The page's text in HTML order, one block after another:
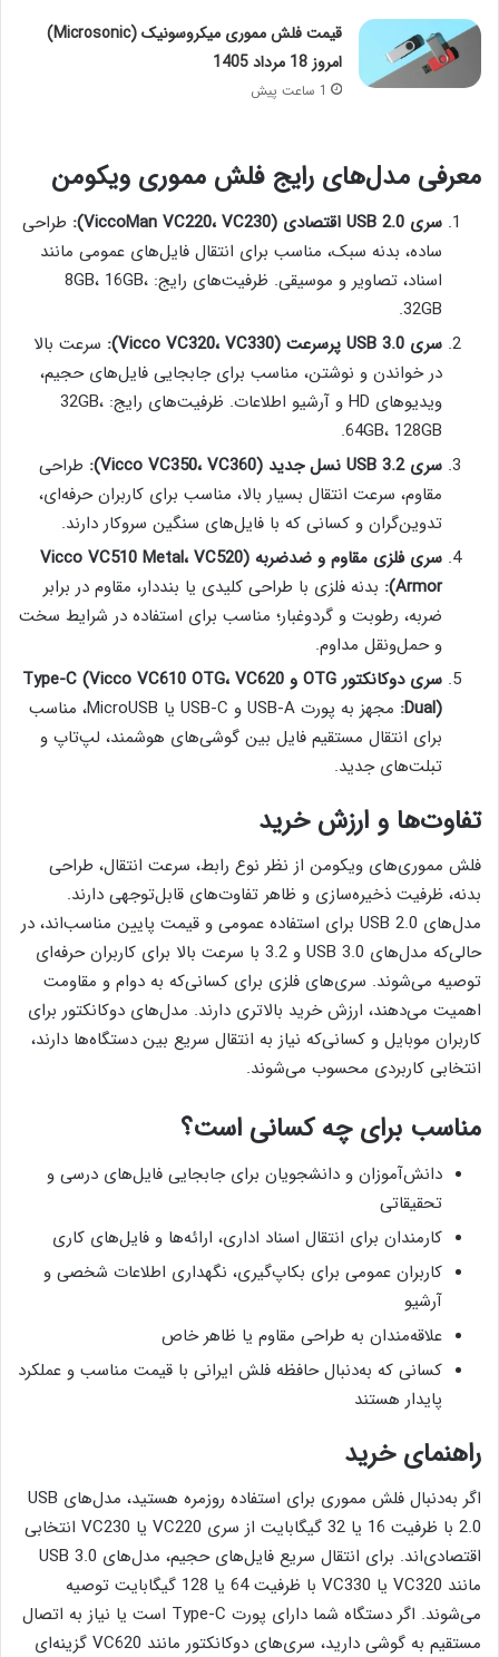
قیمت فلش مموری میکروسونیک (Microsonic)
امروز 18 مرداد 1405
1 ساعت پیش
معرفی مدل‌های رایج فلش مموری ویکومن
سری USB 2.0 اقتصادی (ViccoMan VC220، VC230):
طراحی
ساده، بدنه سبک، مناسب برای انتقال فایل‌های عمومی مانند
اسناد، تصاویر و موسیقی. ظرفیت‌های رایج: 8GB، 16GB،
32GB.
سری USB 3.0 پرسرعت (Vicco VC320، VC330):
سرعت بالا
در خواندن و نوشتن، مناسب برای جابجایی فایل‌های حجیم،
ویدیوهای HD و آرشیو اطلاعات. ظرفیت‌های رایج: 32GB،
64GB، 128GB.
سری USB 3.2 نسل جدید (Vicco VC350، VC360):
طراحی
مقاوم، سرعت انتقال بسیار بالا، مناسب برای کاربران حرفه‌ای،
تدوین‌گران و کسانی که با فایل‌های سنگین سروکار دارند.
سری فلزی مقاوم و ضدضربه (Vicco VC510 Metal، VC520
Armor):
بدنه فلزی با طراحی کلیدی یا بنددار، مقاوم در برابر
ضربه، رطوبت و گردوغبار؛ مناسب برای استفاده در شرایط سخت
و حمل‌ونقل مداوم.
سری دوکانکتور OTG و Type-C (Vicco VC610 OTG، VC620
Dual):
مجهز به پورت USB-A و USB-C یا MicroUSB، مناسب
برای انتقال مستقیم فایل بین گوشی‌های هوشمند، لپ‌تاپ و
تبلت‌های جدید.
تفاوت‌ها و ارزش خرید
فلش مموری‌های ویکومن از نظر نوع رابط، سرعت انتقال، طراحی
بدنه، ظرفیت ذخیره‌سازی و ظاهر تفاوت‌های قابل‌توجهی دارند.
مدل‌های USB 2.0 برای استفاده عمومی و قیمت پایین مناسب‌اند، در
حالی‌که مدل‌های USB 3.0 و 3.2 با سرعت بالا برای کاربران حرفه‌ای
توصیه می‌شوند. سری‌های فلزی برای کسانی‌که به دوام و مقاومت
اهمیت می‌دهند، ارزش خرید بالاتری دارند. مدل‌های دوکانکتور برای
کاربران موبایل و کسانی‌که نیاز به انتقال سریع بین دستگاه‌ها دارند،
انتخابی کاربردی محسوب می‌شوند.
مناسب برای چه کسانی است؟
دانش‌آموزان و دانشجویان برای جابجایی فایل‌های درسی و
تحقیقاتی
کارمندان برای انتقال اسناد اداری، ارائه‌ها و فایل‌های کاری
کاربران عمومی برای بکاپ‌گیری، نگهداری اطلاعات شخصی و
آرشیو
علاقه‌مندان به طراحی مقاوم یا ظاهر خاص
کسانی که به‌دنبال حافظه فلش ایرانی با قیمت مناسب و عملکرد
پایدار هستند
راهنمای خرید
اگر به‌دنبال فلش مموری برای استفاده روزمره هستید، مدل‌های USB
2.0 با ظرفیت 16 یا 32 گیگابایت از سری VC220 یا VC230 انتخابی
اقتصادی‌اند. برای انتقال سریع فایل‌های حجیم، مدل‌های USB 3.0
مانند VC320 یا VC330 با ظرفیت 64 یا 128 گیگابایت توصیه
می‌شوند. اگر دستگاه شما دارای پورت Type-C است یا نیاز به اتصال
مستقیم به گوشی دارید، سری‌های دوکانکتور مانند VC620 گزینه‌ای